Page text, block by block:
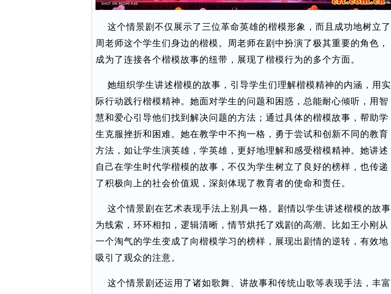
这个情景剧不仅展示了三位革命英雄的楷模形象，而且成功地树立了
周老师这个学生们身边的楷模。周老师在剧中扮演了极其重要的角色，
成为了连接各个楷模故事的纽带，展现了楷模行为的多个方面。
她组织学生讲述楷模的故事，引导学生们理解楷模精神的内涵，用实
际行动践行楷模精神。她面对学生的问题和困惑，总能耐心倾听，用智
慧和爱心引导他们找到解决问题的方法；通过具体的楷模故事，帮助学
生克服挫折和困难。她在教学中不拘一格，勇于尝试和创新不同的教育
方法，如让学生演英雄，学英雄，更好地理解和感受楷模精神。她讲述
自己在学生时代学楷模的故事，不仅为学生树立了良好的榜样，也传递
了积极向上的社会价值观，深刻体现了教育者的使命和责任。
这个情景剧在艺术表现手法上别具一格。剧情以学生讲述楷模的故事
为线索，环环相扣，逻辑清晰，情节烘托了戏剧的高潮。比如王小刚从
一个淘气的学生变成了向楷模学习的榜样，展现出剧情的逆转，有效地
吸引了观众的注意。
这个情景剧还运用了诸如歌舞、讲故事和传统山歌等表现手法，丰富